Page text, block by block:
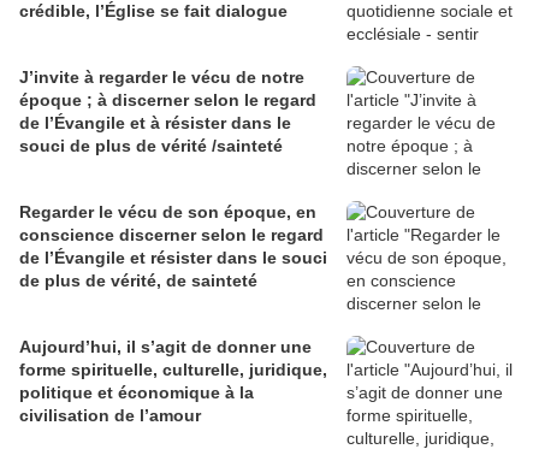
crédible, l’Église se fait dialogue
J’invite à regarder le vécu de notre
époque ; à discerner selon le regard
de l’Évangile et à résister dans le
souci de plus de vérité /sainteté
Regarder le vécu de son époque, en
conscience discerner selon le regard
de l’Évangile et résister dans le souci
de plus de vérité, de sainteté
Aujourd’hui, il s’agit de donner une
forme spirituelle, culturelle, juridique,
politique et économique à la
civilisation de l’amour